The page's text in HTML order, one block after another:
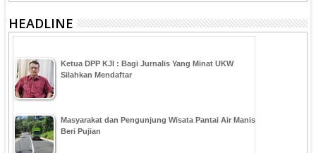
HEADLINE
Ketua DPP KJI : Bagi Jurnalis Yang Minat UKW
Silahkan Mendaftar
Masyarakat dan Pengunjung Wisata Pantai Air Manis
Beri Pujian